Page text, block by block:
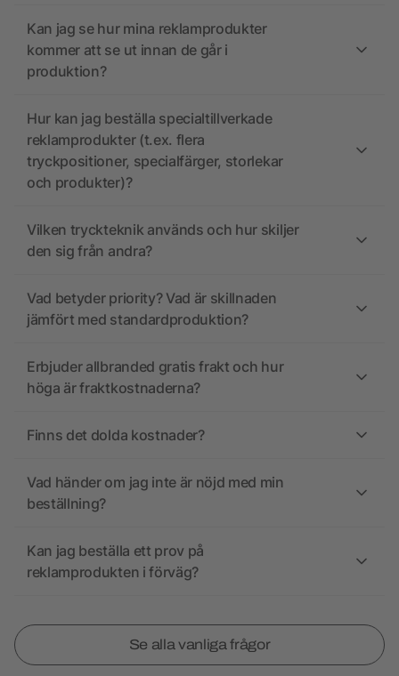
Kan jag se hur mina reklamprodukter
kommer att se ut innan de går i
produktion?
Hur kan jag beställa specialtillverkade
reklamprodukter (t.ex. flera
tryckpositioner, specialfärger, storlekar
och produkter)?
Vilken tryckteknik används och hur skiljer
den sig från andra?
Vad betyder priority? Vad är skillnaden
jämfört med standardproduktion?
Erbjuder allbranded gratis frakt och hur
höga är fraktkostnaderna?
Finns det dolda kostnader?
Vad händer om jag inte är nöjd med min
beställning?
Kan jag beställa ett prov på
reklamprodukten i förväg?
Se alla vanliga frågor